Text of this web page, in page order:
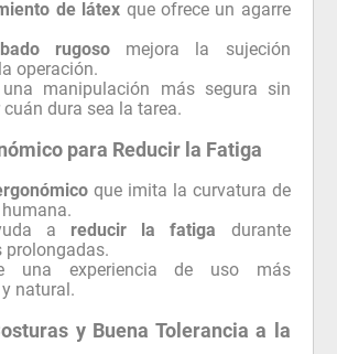
de látex que ofrece un agarre
rugosomejora la sujeción
operación.
una manipulación más segura sin
dura sea la tarea.
para Reducir la Fatiga
que imita la curvatura de
a reducir la fatiga durante
prolongadas.
una experiencia de uso más
natural.
y Buena Tolerancia a la